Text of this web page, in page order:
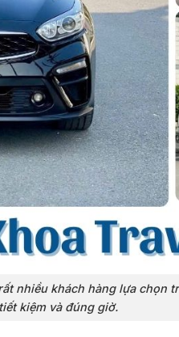
nhiều khách hàng lựa chọn
kiệm và đúng giờ.